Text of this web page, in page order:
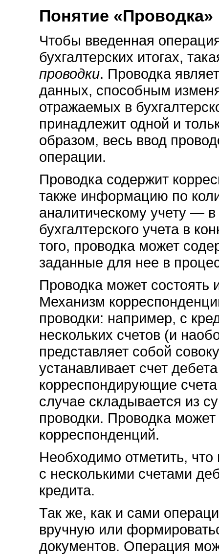
Понятие «Проводка»
Чтобы введенная
бухгалтерских итогах,
проводки. Проводка
данных, способным
отражаемых в
принадлежит одной и
образом, весь ввод
операции.
Проводка содержит
также информацию по
аналитическому учету — в
бухгалтерского учета в
того, проводка может
заданные для нее в
Проводка может состоять
Механизм
проводки: например, с
нескольких счетов (и
представляет собой
устанавливает счет
корреспондирующие
случае складывается из
проводки. Проводка
корреспонденций.
Необходимо отметить,
с несколькими счетами
кредита.
Так же, как и сами
вручную или
документов. Операция